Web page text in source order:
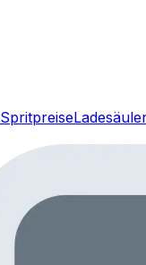
Spritpreise